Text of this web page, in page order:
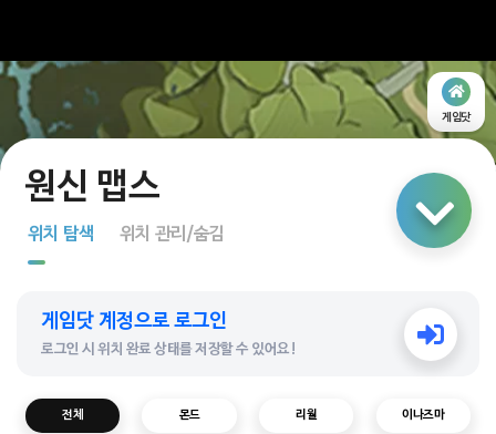
게임닷
링크 공유
다중 선택
위치 탐색 위치 관리/숨김
게임닷 계정으로 로그인
로그인 시 위치 완료 상태를 저장할 수 있어요!
전체 몬드 리월 이나즈마